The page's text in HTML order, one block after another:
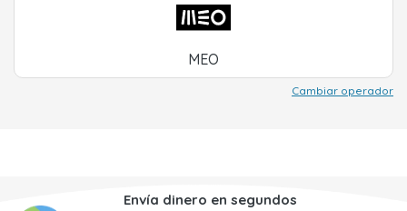
MEO
Cambiar operador
Envía dinero en segundos